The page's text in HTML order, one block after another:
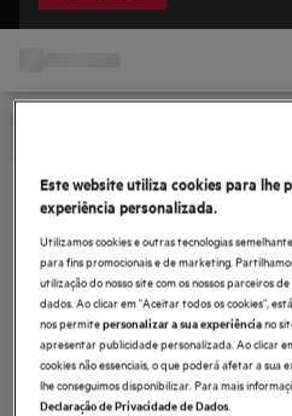
Este website utiliza cookies para lhe
experiência personalizada.
Utilizamos cookies e outras tecnologias
para fins promocionais e de marketing.
utilização do nosso site com os nossos parceiros
dados. Ao clicar em "Aceitar todos os cookies”,
nos permitepersonalizar a sua experiênciano
apresentar publicidade personalizada. Ao clicar
cookies não essenciais, o que poderá afetar a sua
lhe conseguimos disponibilizar. Para mais
Declaração de Privacidade de Dados.